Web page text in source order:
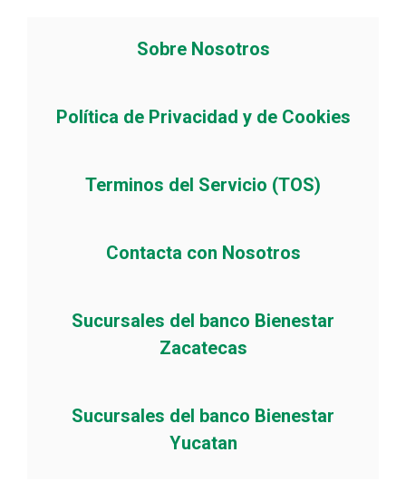
Sobre Nosotros
Política de Privacidad y de Cookies
Terminos del Servicio (TOS)
Contacta con Nosotros
Sucursales del banco Bienestar
Zacatecas
Sucursales del banco Bienestar
Yucatan